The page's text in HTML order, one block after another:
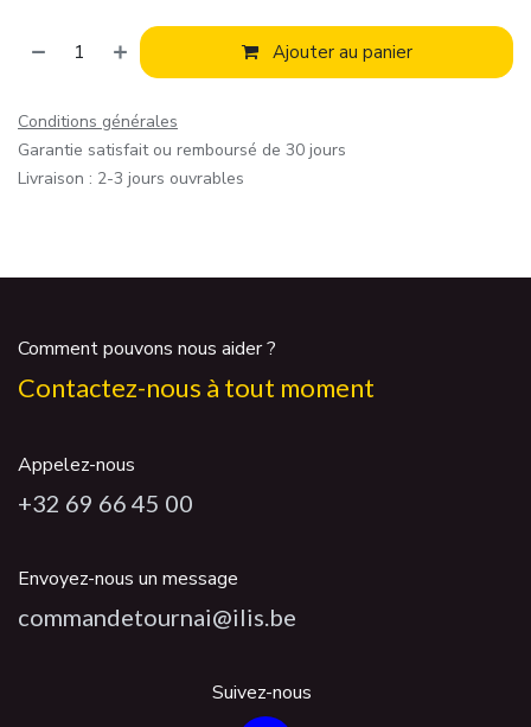
Ajouter au panier
Conditions générales
Garantie satisfait ou remboursé de 30 jours
Livraison : 2-3 jours ouvrables
Comment pouvons nous aider ?
Contactez-nous à tout moment
Appelez-nous
+32 69 66 45 00
Envoyez-nous un message
commandetournai@ilis.be
Suivez-nous